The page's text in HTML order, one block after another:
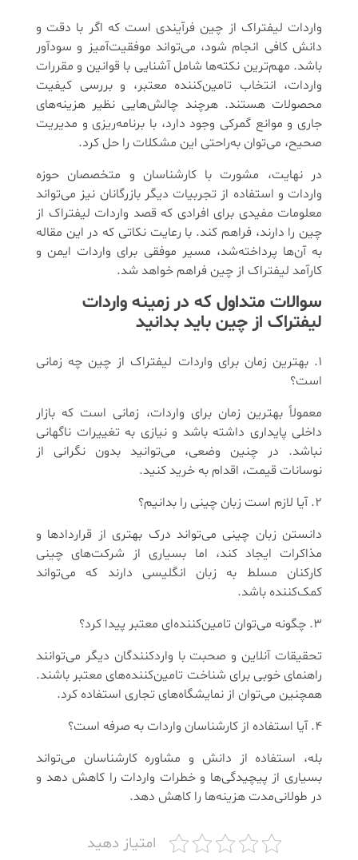
واردات لیفتراک از چین فرآیندی است که اگر با دقت و
دانش کافی انجام شود، می‌تواند موفقیت‌آمیز و سودآور
باشد. مهم‌ترین نکته‌ها شامل آشنایی با قوانین و مقررات
واردات، انتخاب تامین‌کننده معتبر، و بررسی کیفیت
محصولات هستند. هرچند چالش‌هایی نظیر هزینه‌های
جاری و موانع گمرکی وجود دارد، با برنامه‌ریزی و مدیریت
صحیح، می‌توان به‌راحتی این مشکلات را حل کرد.
در نهایت، مشورت با کارشناسان و متخصصان حوزه
واردات و استفاده از تجربیات دیگر بازرگانان نیز می‌تواند
معلومات مفیدی برای افرادی که قصد واردات لیفتراک از
چین را دارند، فراهم کند. با رعایت نکاتی که در این مقاله
به آن‌ها پرداخته‌شد، مسیر موفقی برای واردات ایمن و
کارآمد لیفتراک از چین فراهم خواهد شد.
سوالات متداول که در زمینه واردات
لیفتراک از چین باید بدانید
1. بهترین زمان برای واردات لیفتراک از چین چه زمانی
است؟
معمولاً بهترین زمان برای واردات، زمانی است که بازار
داخلی پایداری داشته باشد و نیازی به تغییرات ناگهانی
نباشد. در چنین وضعی، می‌توانید بدون نگرانی از
نوسانات قیمت، اقدام به خرید کنید.
2. آیا لازم است زبان چینی را بدانیم؟
دانستن زبان چینی می‌تواند درک بهتری از قراردادها و
مذاکرات ایجاد کند، اما بسیاری از شرکت‌های چینی
کارکنان مسلط به زبان انگلیسی دارند که می‌تواند
کمک‌کننده باشد.
3. چگونه می‌توان تامین‌کننده‌ای معتبر پیدا کرد؟
تحقیقات آنلاین و صحبت با واردکنندگان دیگر می‌توانند
راهنمای خوبی برای شناخت تامین‌کننده‌های معتبر باشند.
همچنین می‌توان از نمایشگاه‌های تجاری استفاده کرد.
4. آیا استفاده از کارشناسان واردات به صرفه است؟
بله، استفاده از دانش و مشاوره کارشناسان می‌تواند
بسیاری از پیچیدگی‌ها و خطرات واردات را کاهش دهد و
در طولانی‌مدت هزینه‌ها را کاهش دهد.
امتیاز دهید